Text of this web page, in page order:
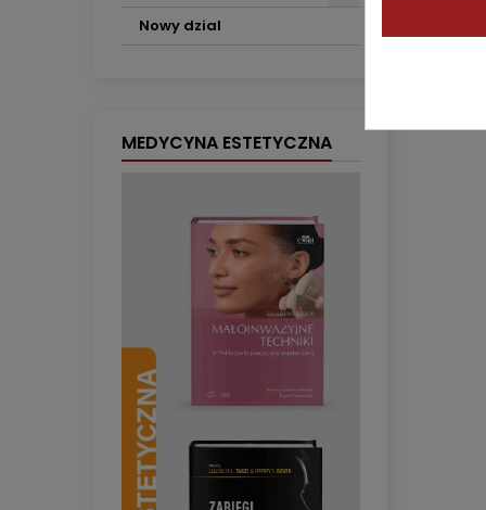
Nowy dzial
MEDYCYNA ESTETYCZNA